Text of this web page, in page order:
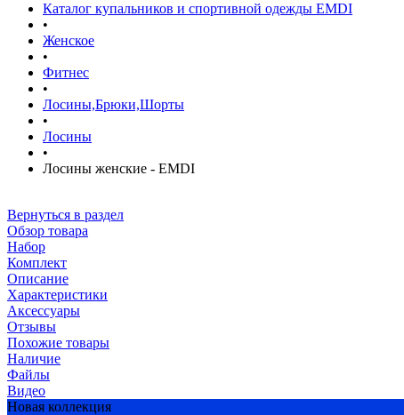
Каталог купальников и спортивной одежды EMDI
•
Женское
•
Фитнес
•
Лосины,Брюки,Шорты
•
Лосины
•
Лосины женские - EMDI
Вернуться в раздел
Обзор товара
Набор
Комплект
Описание
Характеристики
Аксессуары
Отзывы
Похожие товары
Наличие
Файлы
Видео
Новая коллекция